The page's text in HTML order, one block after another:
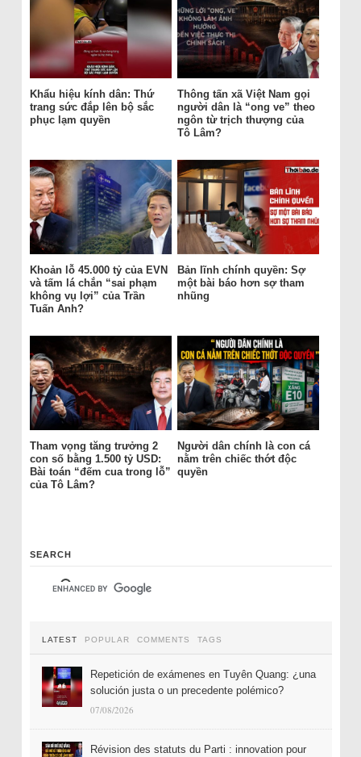
Khẩu hiệu kính dân: Thứ
trang sức đắp lên bộ sắc
phục lạm quyền
Thông tấn xã Việt Nam gọi
người dân là “ong ve” theo
ngôn từ trịch thượng của
Tô Lâm?
Khoản lỗ 45.000 tỷ của EVN
và tấm lá chắn “sai phạm
không vụ lợi” của Trần
Tuấn Anh?
Bản lĩnh chính quyền: Sợ
một bài báo hơn sợ tham
nhũng
Tham vọng tăng trưởng 2
con số bằng 1.500 tỷ USD:
Bài toán “đếm cua trong lỗ”
của Tô Lâm?
Người dân chính là con cá
nằm trên chiếc thớt độc
quyền
SEARCH
LATEST POPULAR COMMENTS TAGS
Repetición de exámenes en Tuyên Quang: ¿una
solución justa o un precedente polémico?
07/08/2026
Révision des statuts du Parti : innovation pour